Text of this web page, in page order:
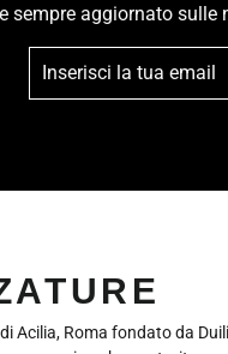
sempre aggiornato
Acilia, Roma fondato da